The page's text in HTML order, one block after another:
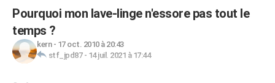
Pourquoi mon lave-linge n'essore pas tout le
temps ?
kern- 17 oct. 2010 à 20:43
stf_jpd87- 14 juil. 2021 à 17:44